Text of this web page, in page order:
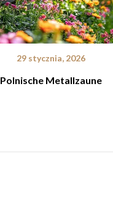
29 stycznia, 2026
Polnische Metallzaune